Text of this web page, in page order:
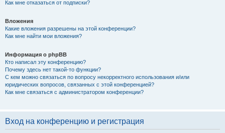
Как мне отказаться от подписки?
Вложения
Какие вложения разрешены на этой конференции?
Как мне найти мои вложения?
Информация о phpBB
Кто написал эту конференцию?
Почему здесь нет такой-то функции?
С кем можно связаться по вопросу некорректного использования и/или
юридических вопросов, связанных с этой конференцией?
Как мне связаться с администратором конференции?
Вход на конференцию и регистрация